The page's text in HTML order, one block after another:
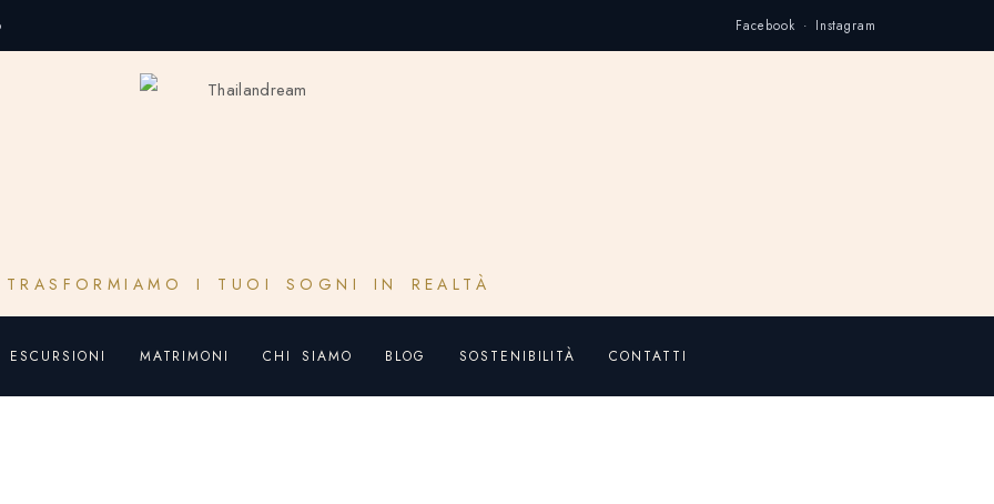
Facebook · Instagram
TRASFORMIAMO I TUOI SOGNI IN REALTÀ
ESCURSIONI MATRIMONI CHI SIAMO BLOG SOSTENIBILITÀ CONTATTI